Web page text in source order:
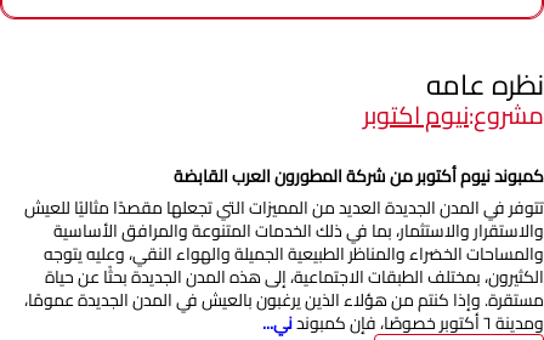
نظره عامه
مشروع:نيوم اكتوبر
كمبوند نيوم أكتوبر من شركة المطورون العرب القابضة
تتوفر في المدن الجديدة العديد من المميزات التي تجعلها مقصدًا مثاليًا للعيش
والاستقرار والاستثمار، بما في ذلك الخدمات المتنوعة والمرافق الأساسية
والمساحات الخضراء والمناظر الطبيعية الجميلة والهواء النقي، وعليه يتوجه
الكثيرون، بمختلف الطبقات الاجتماعية، إلى هذه المدن الجديدة بحثًا عن حياة
مستقرة. وإذا كنتم من هؤلاء الذين يرغبون بالعيش في المدن الجديدة عمومًا،
ومدينة ٦ أكتوبر خصوصًا، فإن كمبوند ني...